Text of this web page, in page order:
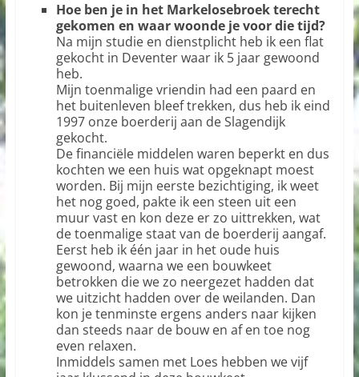
Hoe ben je in het Markelosebroek terecht
gekomen en waar woonde je voor die tijd?
Na mijn studie en dienstplicht heb ik een flat
gekocht in Deventer waar ik 5 jaar gewoond
heb.
Mijn toenmalige vriendin had een paard en
het buitenleven bleef trekken, dus heb ik eind
1997 onze boerderij aan de Slagendijk
gekocht.
De financiële middelen waren beperkt en dus
kochten we een huis wat opgeknapt moest
worden. Bij mijn eerste bezichtiging, ik weet
het nog goed, pakte ik een steen uit een
muur vast en kon deze er zo uittrekken, wat
de toenmalige staat van de boerderij aangaf.
Eerst heb ik één jaar in het oude huis
gewoond, waarna we een bouwkeet
betrokken die we zo neergezet hadden dat
we uitzicht hadden over de weilanden. Dan
kon je tenminste ergens anders naar kijken
dan steeds naar de bouw en af en toe nog
even relaxen.
Inmiddels samen met Loes hebben we vijf